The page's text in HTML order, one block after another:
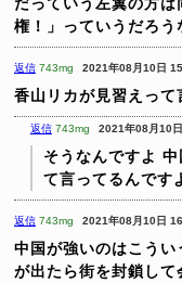
権！」っていうだろう
返信 743mg 2021年08月10日
香山リカが見習えって
返信 743mg 2021年08月10
そうなんですよ 中
て言ってるんです
返信 743mg 2021年08月10日
中国が強いのはこうい
が出たら街を封鎖し